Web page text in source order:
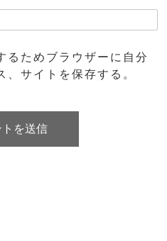
るためブラウザーに自分
、サイトを保存する。